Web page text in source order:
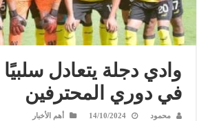
وادي دجلة يتعادل سلبيًا
في دوري المحترفين
محمود 14/10/2024 أهم الأخبار